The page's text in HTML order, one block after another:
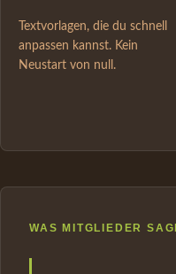
Textvorlagen, die du schnell
anpassen kannst. Kein
Neustart von null.
WAS MITGLIEDER